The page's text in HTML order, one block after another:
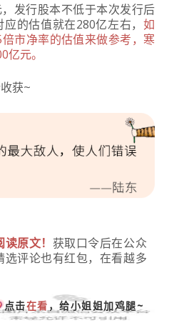
发行股本不低于本次发行后
的估值就在280亿左右， 如
市净率的估值来做参考，寒
元。
获~
原文！ 获取口令后在公众
评论也有红包，在看越多
点击在看 ，给小姐姐加鸡腿~